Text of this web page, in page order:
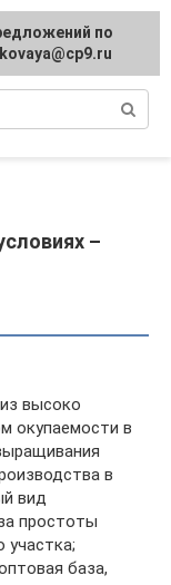
–
высоко
окупаемости в
в
вид
простоты
участка;
база,
по